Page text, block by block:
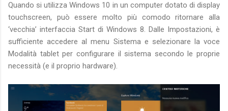
Quando si utilizza Windows 10 in un computer dotato di display
touchscreen, può essere molto più comodo ritornare alla
‘vecchia’ interfaccia Start di Windows 8. Dalle Impostazioni, è
sufficiente accedere al menu Sistema e selezionare la voce
Modalità tablet per configurare il sistema secondo le proprie
necessità (e il proprio hardware).